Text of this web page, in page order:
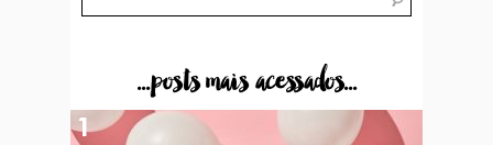
...posts mais acessados...
1